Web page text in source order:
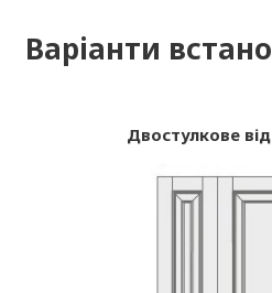
Варіанти
Двостулкове